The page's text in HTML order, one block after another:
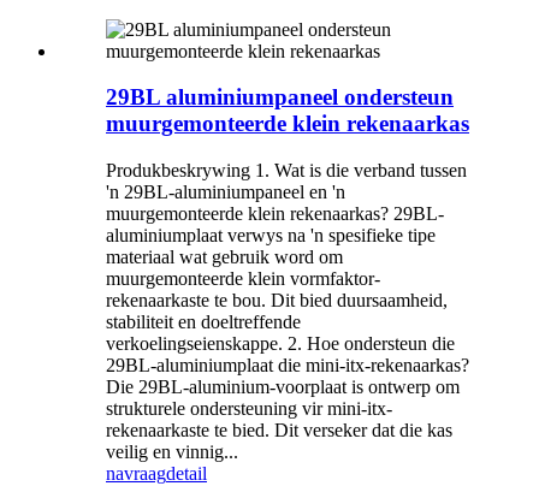
29BL aluminiumpaneel ondersteun
muurgemonteerde klein rekenaarkas
Produkbeskrywing 1. Wat is die verband tussen
'n 29BL-aluminiumpaneel en 'n
muurgemonteerde klein rekenaarkas? 29BL-
aluminiumplaat verwys na 'n spesifieke tipe
materiaal wat gebruik word om
muurgemonteerde klein vormfaktor-
rekenaarkaste te bou. Dit bied duursaamheid,
stabiliteit en doeltreffende
verkoelingseienskappe. 2. Hoe ondersteun die
29BL-aluminiumplaat die mini-itx-rekenaarkas?
Die 29BL-aluminium-voorplaat is ontwerp om
strukturele ondersteuning vir mini-itx-
rekenaarkaste te bied. Dit verseker dat die kas
veilig en vinnig...
navraagdetail